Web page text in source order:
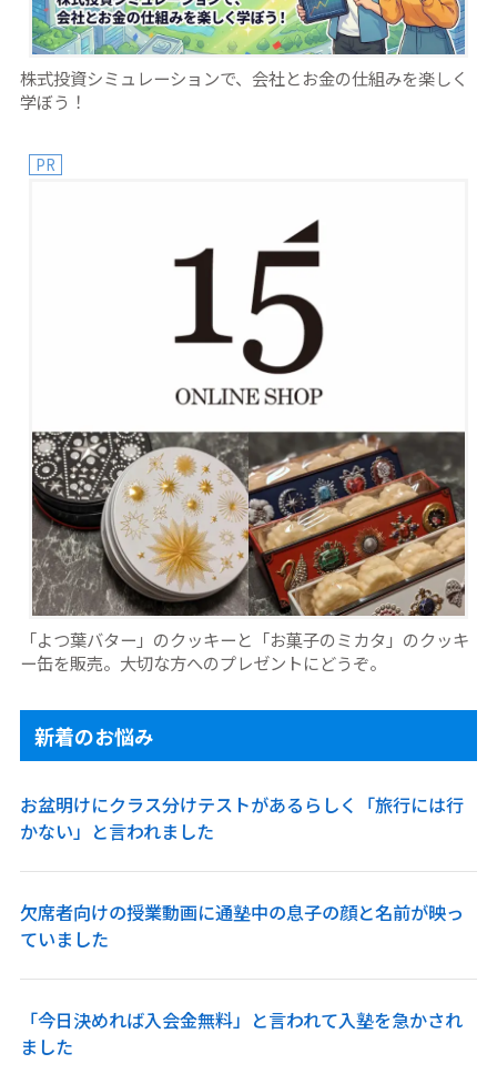
株式投資シミュレーションで、会社とお金の仕組みを楽しく
学ぼう！
PR
「よつ葉バター」のクッキーと「お菓子のミカタ」のクッキ
ー缶を販売。大切な方へのプレゼントにどうぞ。
新着のお悩み
お盆明けにクラス分けテストがあるらしく「旅行には行
かない」と言われました
欠席者向けの授業動画に通塾中の息子の顔と名前が映っ
ていました
「今日決めれば入会金無料」と言われて入塾を急かされ
ました